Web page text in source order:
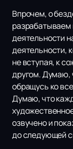
Впрочем, о
деятельности
деятельности,
не вступая, к
другом. Думаю,
обращусь ко
Думаю, что
озвучено и
до следующей